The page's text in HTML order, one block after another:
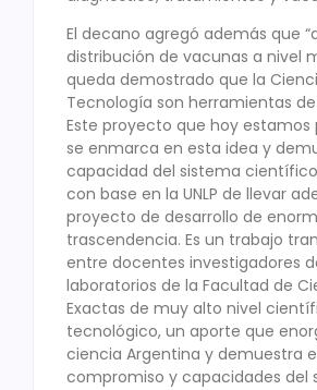
El decano agregó además que
distribución de vacunas a nivel
queda demostrado que la
Tecnología son herramientas
Este proyecto que hoy estamos
se enmarca en esta idea y
capacidad del sistema
con base en la UNLP de llevar
proyecto de desarrollo de
trascendencia. Es un trabajo
entre docentes investigadores
laboratorios de la Facultad de
Exactas de muy alto nivel
tecnológico, un aporte que
ciencia Argentina y demuestra
compromiso y capacidades del